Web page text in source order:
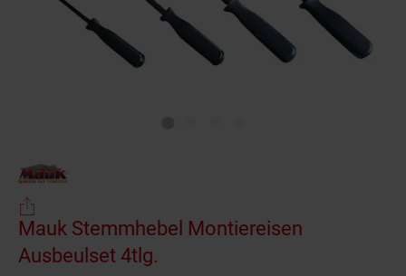
Mauk Stemmhebel Montiereisen
Ausbeulset 4tlg.